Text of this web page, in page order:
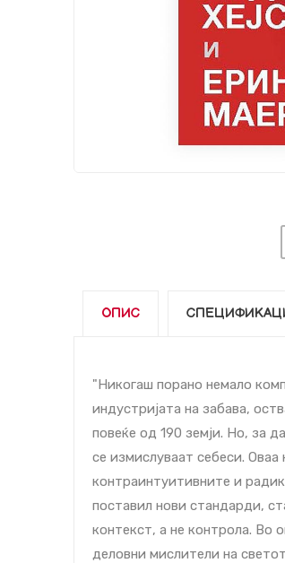
ОПИС
"Никогаш порано немало
индустријата на забава,
повеќе од 190 земји. Но, за
се измислуваат себеси. Оваа
контраинтуитивните и
поставил нови стандарди,
контекст, а не контрола. Во
деловни мислители на